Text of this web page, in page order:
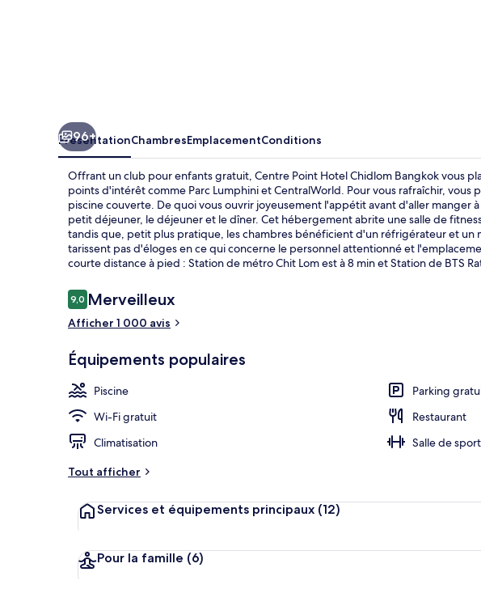
96+
PrésentationChambresEmplacementConditions
Offrant un club pour enfants gratuit, Centre Point Hotel Chidlom Bangkok vous
points d'intérêt comme Parc Lumphini et CentralWorld. Pour vous rafraîchir, vous
piscine couverte. De quoi vous ouvrir joyeusement l'appétit avant d'aller manger
petit déjeuner, le déjeuner et le dîner. Cet hébergement abrite une salle de
tandis que, petit plus pratique, les chambres bénéficient d'un réfrigérateur et un
tarissent pas d'éloges en ce qui concerne le personnel attentionné et
courte distance à pied : Station de métro Chit Lom est à 8 min et Station de BTS
Avis
voyageurs
9,09,0 sur 10
Merveilleux
Afficher 1 000 avis
Équipements populaires
Piscine
Parking
Wi-Fi gratuit
Restaurant
Climatisation
Salle de sport
Tout afficher
Services et équipements principaux (12)
Pour la famille (6)